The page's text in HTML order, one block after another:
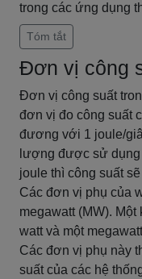
trong các ứng dụng
Tóm tắt
Đơn vị công
Đơn vị công suất
đơn vị đo công suất
đương với 1 joule/
lượng được sử dụng
joule thì công suất
Các đơn vị phụ của
megawatt (MW).
watt và một
Các đơn vị phụ này
suất của các hệ